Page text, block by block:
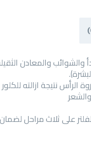
والمعادن
الرأس نتيجة ازالته للكلور
على ثلاث مراحل